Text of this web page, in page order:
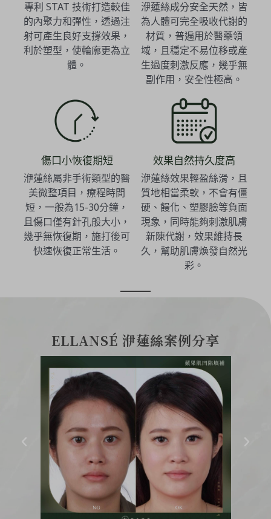
專利 STAT 技術打造較佳
的內聚力和彈性，透過注
射可產生良好支撐效果，
利於塑型，使輪廓更為立
體。
洢蓮絲成分安全天然，皆
為人體可完全吸收代謝的
材質，普遍用於醫藥領
域，且穩定不易位移或產
生過度刺激反應，幾乎無
副作用，安全性極高。
傷口小恢復期短
洢蓮絲屬非手術類型的醫
美微整項目，療程時間
短，一般為15-30分鐘，
且傷口僅有針孔般大小，
幾乎無恢復期，施打後可
快速恢復正常生活。
效果自然持久度高
洢蓮絲效果輕盈絲滑，且
質地相當柔軟，不會有僵
硬、饅化、塑膠臉等負面
現象，同時能夠刺激肌膚
新陳代謝，效果維持長
久，幫助肌膚煥發自然光
彩。
ELLANSÉ 洢蓮絲案例分享